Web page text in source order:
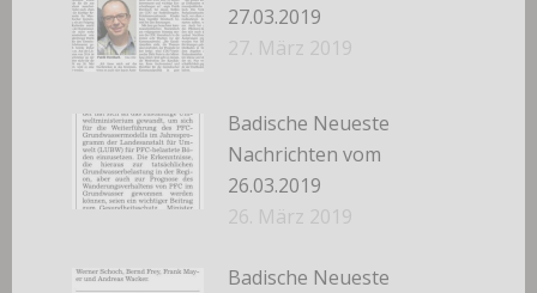
27.03.2019
27. März 2019
Badische Neueste
Nachrichten vom
26.03.2019
26. März 2019
Badische Neueste